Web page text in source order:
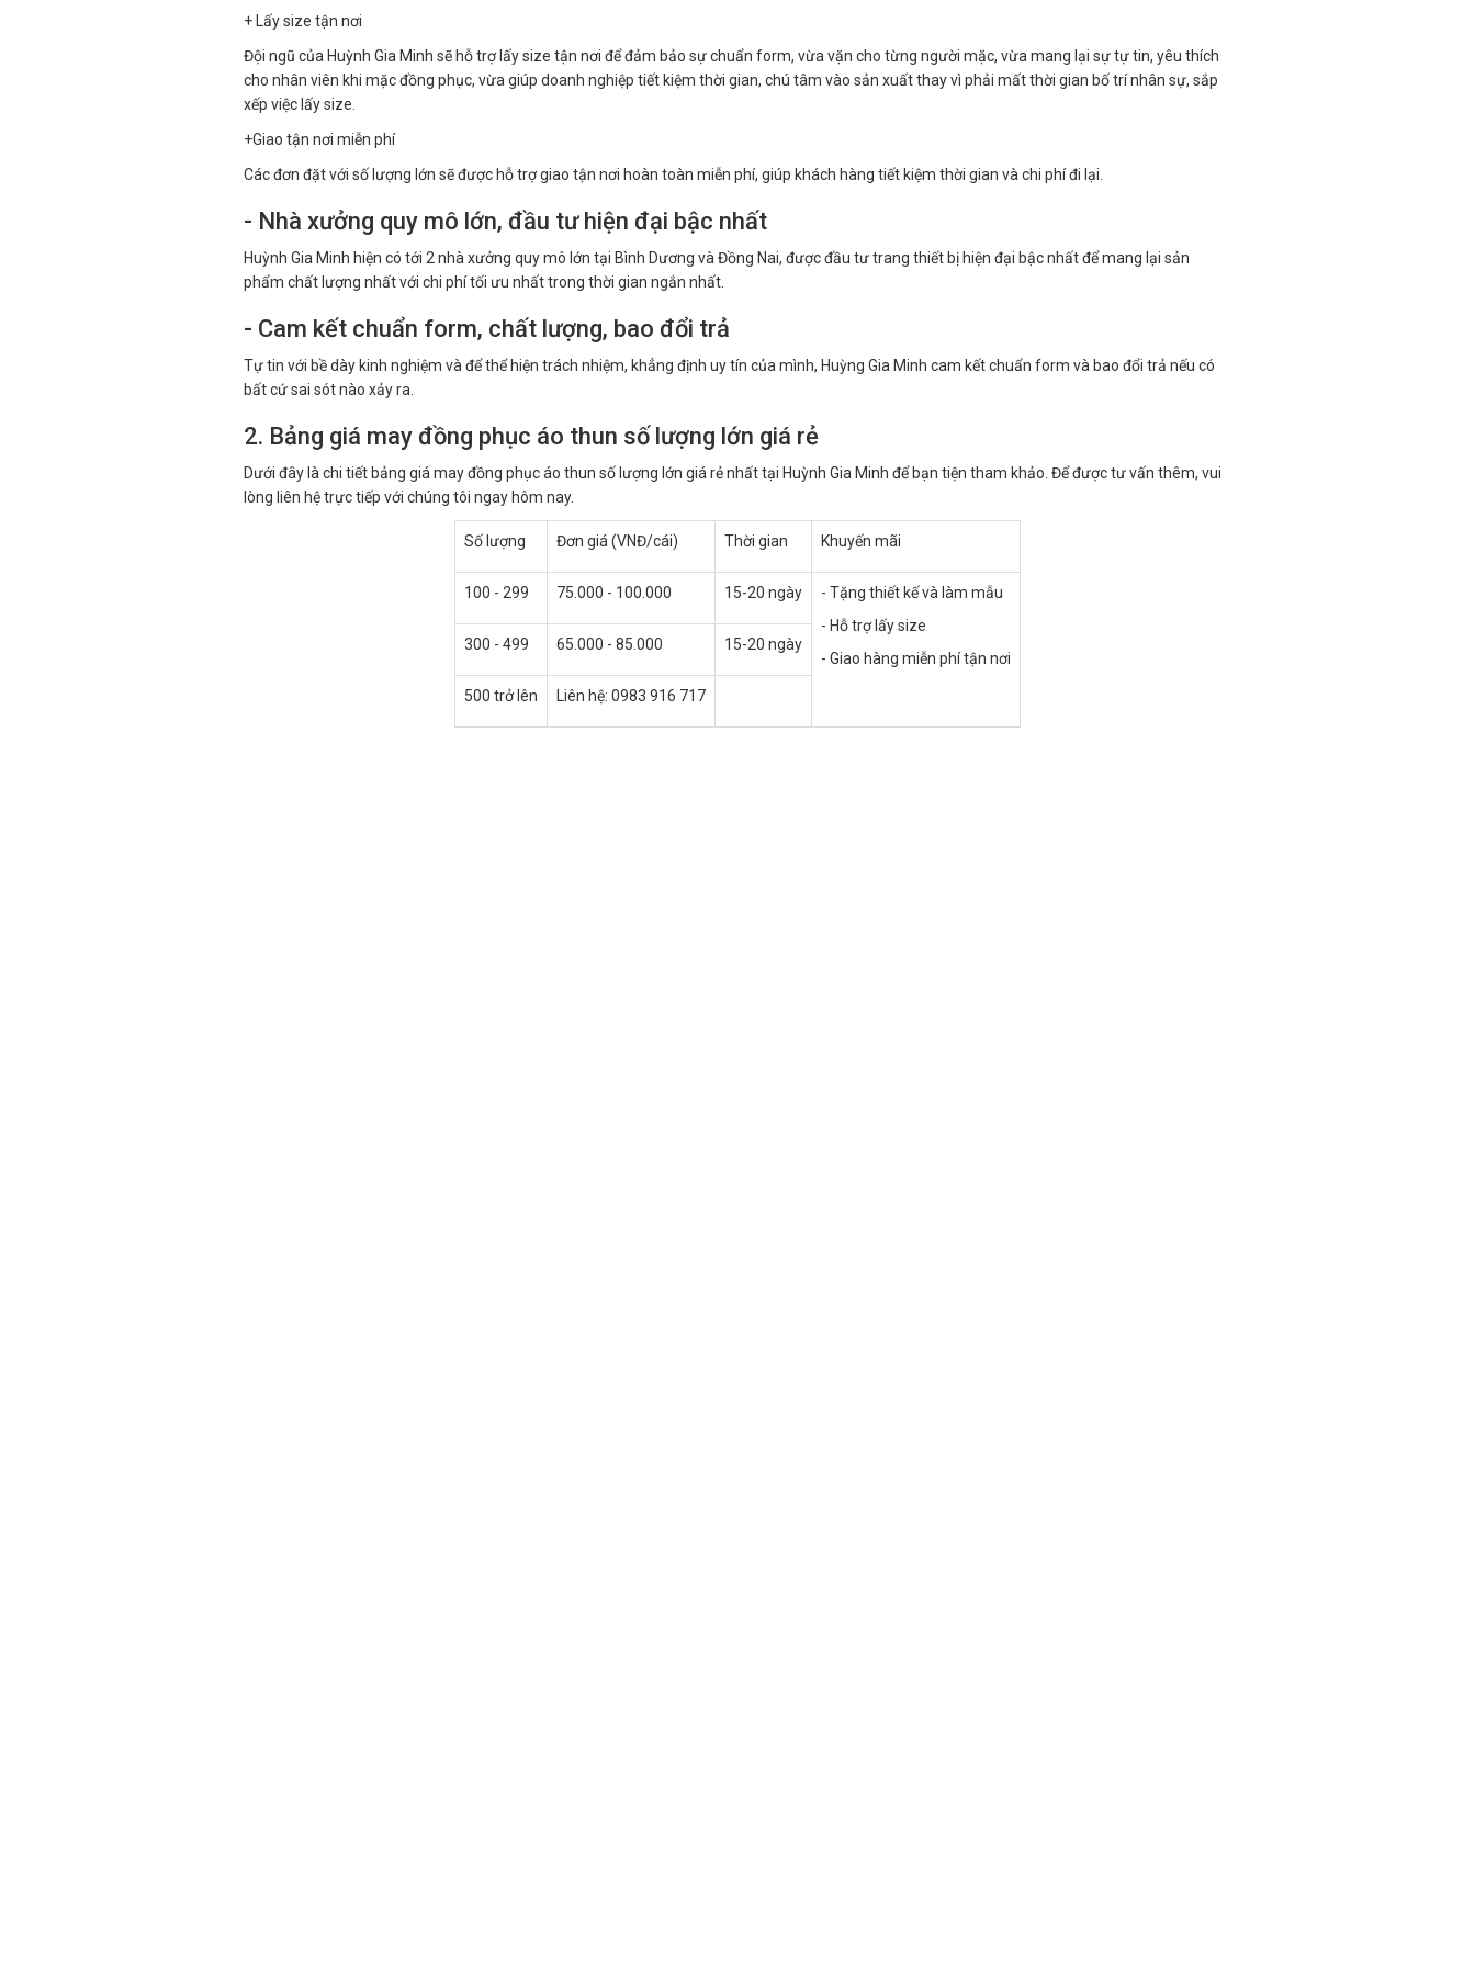
+ Lấy size tận nơi
Đội ngũ của Huỳnh Gia Minh sẽ hỗ trợ lấy size tận nơi để đảm bảo sự chuẩn form, vừa vặn cho từng người mặc, vừa mang lại sự tự tin, yêu thích
cho nhân viên khi mặc đồng phục, vừa giúp doanh nghiệp tiết kiệm thời gian, chú tâm vào sản xuất thay vì phải mất thời gian bố trí nhân sự, sắp
xếp việc lấy size.
+Giao tận nơi miễn phí
Các đơn đặt với số lượng lớn sẽ được hỗ trợ giao tận nơi hoàn toàn miễn phí, giúp khách hàng tiết kiệm thời gian và chi phí đi lại.
- Nhà xưởng quy mô lớn, đầu tư hiện đại bậc nhất
Huỳnh Gia Minh hiện có tới 2 nhà xưởng quy mô lớn tại Bình Dương và Đồng Nai, được đầu tư trang thiết bị hiện đại bậc nhất để mang lại sản
phẩm chất lượng nhất với chi phí tối ưu nhất trong thời gian ngắn nhất.
- Cam kết chuẩn form, chất lượng, bao đổi trả
Tự tin với bề dày kinh nghiệm và để thể hiện trách nhiệm, khẳng định uy tín của mình, Huỳng Gia Minh cam kết chuẩn form và bao đổi trả nếu có
bất cứ sai sót nào xảy ra.
2. Bảng giá may đồng phục áo thun số lượng lớn giá rẻ
Dưới đây là chi tiết bảng giá may đồng phục áo thun số lượng lớn giá rẻ nhất tại Huỳnh Gia Minh để bạn tiện tham khảo. Để được tư vấn thêm, vui
lòng liên hệ trực tiếp với chúng tôi ngay hôm nay.
Số lượng Đơn giá (VNĐ/cái) Thời gian Khuyến mãi
100 - 299 75.000 - 100.000 15-20 ngày
- Tặng thiết kế và làm mẫu
- Hỗ trợ lấy size
- Giao hàng miễn phí tận nơi
300 - 499 65.000 - 85.000 15-20 ngày
500 trở lên Liên hệ: 0983 916 717